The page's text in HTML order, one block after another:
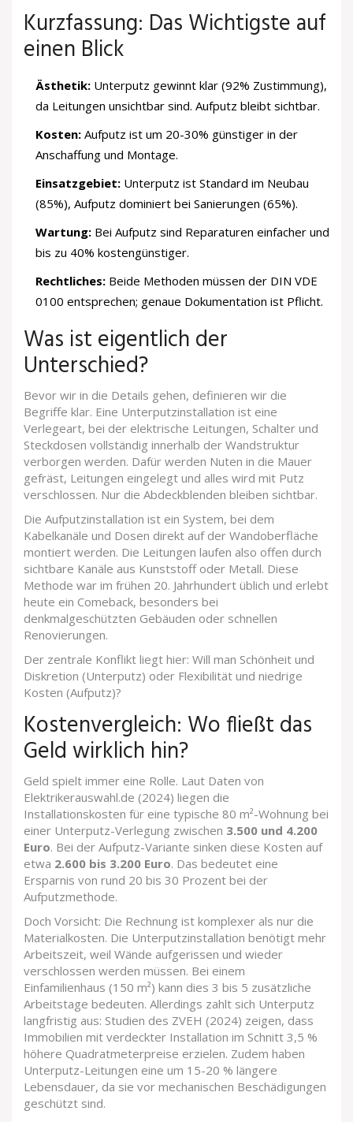
Kurzfassung: Das Wichtigste auf
einen Blick
Ästhetik: Unterputz gewinnt klar (92% Zustimmung),
da Leitungen unsichtbar sind. Aufputz bleibt sichtbar.
Kosten: Aufputz ist um 20-30% günstiger in der
Anschaffung und Montage.
Einsatzgebiet: Unterputz ist Standard im Neubau
(85%), Aufputz dominiert bei Sanierungen (65%).
Wartung: Bei Aufputz sind Reparaturen einfacher und
bis zu 40% kostengünstiger.
Rechtliches: Beide Methoden müssen der DIN VDE
0100 entsprechen; genaue Dokumentation ist Pflicht.
Was ist eigentlich der
Unterschied?
Bevor wir in die Details gehen, definieren wir die
Begriffe klar. Eine Unterputzinstallation ist eine
Verlegeart, bei der elektrische Leitungen, Schalter und
Steckdosen vollständig innerhalb der Wandstruktur
verborgen werden. Dafür werden Nuten in die Mauer
gefräst, Leitungen eingelegt und alles wird mit Putz
verschlossen. Nur die Abdeckblenden bleiben sichtbar.
Die Aufputzinstallation ist ein System, bei dem
Kabelkanäle und Dosen direkt auf der Wandoberfläche
montiert werden. Die Leitungen laufen also offen durch
sichtbare Kanäle aus Kunststoff oder Metall. Diese
Methode war im frühen 20. Jahrhundert üblich und erlebt
heute ein Comeback, besonders bei
denkmalgeschützten Gebäuden oder schnellen
Renovierungen.
Der zentrale Konflikt liegt hier: Will man Schönheit und
Diskretion (Unterputz) oder Flexibilität und niedrige
Kosten (Aufputz)?
Kostenvergleich: Wo fließt das
Geld wirklich hin?
Geld spielt immer eine Rolle. Laut Daten von
Elektrikerauswahl.de (2024) liegen die
Installationskosten für eine typische 80 m²-Wohnung bei
einer Unterputz-Verlegung zwischen 3.500 und 4.200
Euro. Bei der Aufputz-Variante sinken diese Kosten auf
etwa 2.600 bis 3.200 Euro. Das bedeutet eine
Ersparnis von rund 20 bis 30 Prozent bei der
Aufputzmethode.
Doch Vorsicht: Die Rechnung ist komplexer als nur die
Materialkosten. Die Unterputzinstallation benötigt mehr
Arbeitszeit, weil Wände aufgerissen und wieder
verschlossen werden müssen. Bei einem
Einfamilienhaus (150 m²) kann dies 3 bis 5 zusätzliche
Arbeitstage bedeuten. Allerdings zahlt sich Unterputz
langfristig aus: Studien des ZVEH (2024) zeigen, dass
Immobilien mit verdeckter Installation im Schnitt 3,5 %
höhere Quadratmeterpreise erzielen. Zudem haben
Unterputz-Leitungen eine um 15-20 % längere
Lebensdauer, da sie vor mechanischen Beschädigungen
geschützt sind.